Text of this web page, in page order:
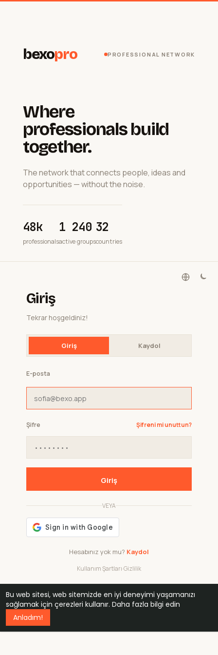
Bu web sitesi, web sitemizde en iyi deneyimi yaşamanızı
sağlamak için çerezleri kullanır. Daha fazla bilgi edin
Anladım!
bexopro PROFESSIONAL NETWORK
Where
professionals build
together.
The network that connects people, ideas and
opportunities — without the noise.
48k
professionals
1 240
active groups
32
countries
Giriş
Tekrar hoşgeldiniz!
Giriş Kaydol
Hesabınız yok mu? Kaydol
VEYA
Kullanım Şartları·Gizlilik
E-posta
Şifre Şifreni mi unuttun?
Giriş
48k
professionals
1 240 32